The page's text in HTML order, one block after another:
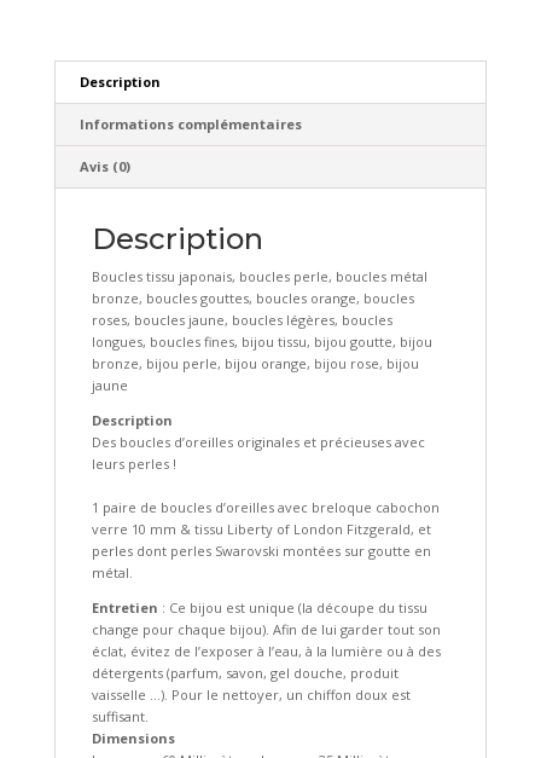
Description
Informations complémentaires
Avis (0)
Description
Boucles tissu japonais, boucles perle, boucles métal
bronze, boucles gouttes, boucles orange, boucles
roses, boucles jaune, boucles légères, boucles
longues, boucles fines, bijou tissu, bijou goutte, bijou
bronze, bijou perle, bijou orange, bijou rose, bijou
jaune
Description
Des boucles d’oreilles originales et précieuses avec
leurs perles !
1 paire de boucles d’oreilles avec breloque cabochon
verre 10 mm & tissu Liberty of London Fitzgerald, et
perles dont perles Swarovski montées sur goutte en
métal.
Entretien : Ce bijou est unique (la découpe du tissu
change pour chaque bijou). Afin de lui garder tout son
éclat, évitez de l’exposer à l’eau, à la lumière ou à des
détergents (parfum, savon, gel douche, produit
vaisselle …). Pour le nettoyer, un chiffon doux est
suffisant.
Dimensions